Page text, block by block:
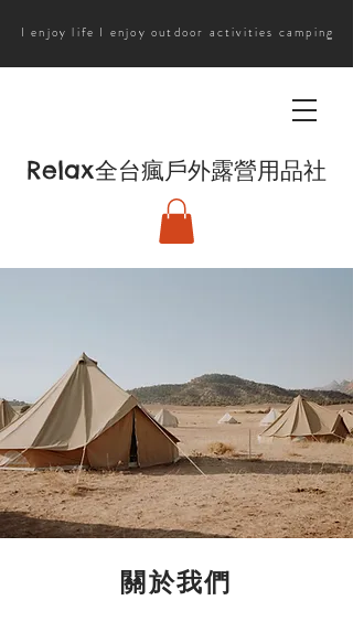
I enjoy life I enjoy outdoor activities camping
Relax全台瘋戶外露營用品社
關於我們